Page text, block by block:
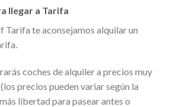
llegar a Tarifa
Tarifa te aconsejamos alquilar un
coches de alquiler a precios muy
precios pueden variar según la
libertad para pasear antes o